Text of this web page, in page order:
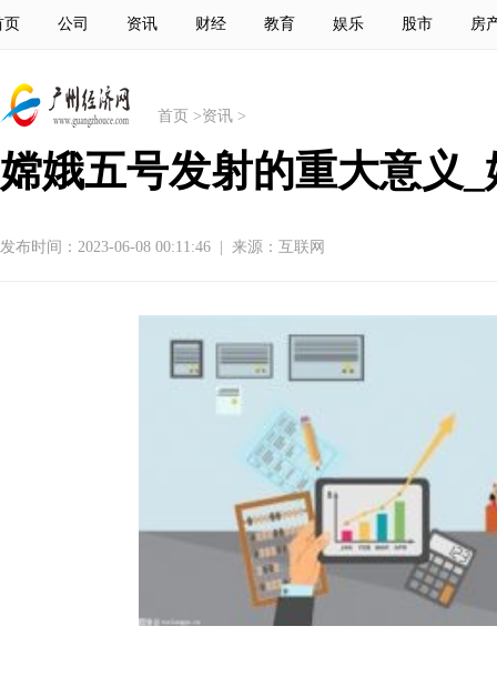
页 公司 资讯 财经 教育 娱乐 股市 房
首页 >资讯 >
嫦娥五号发射的重大意义
发布时间：2023-06-08 00:11:46 来源：互联网